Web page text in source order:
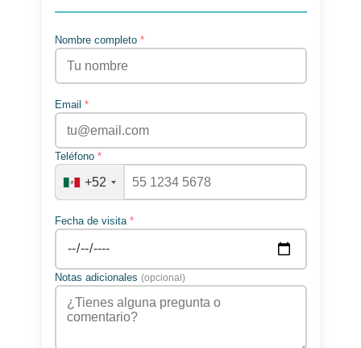
Nombre completo *
Email *
Teléfono *
+52
Fecha de visita *
Notas adicionales (opcional)